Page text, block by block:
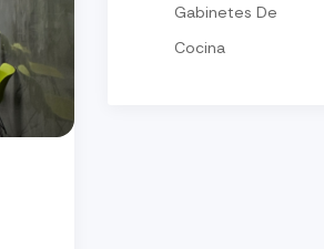
Gabinetes De
Cocina